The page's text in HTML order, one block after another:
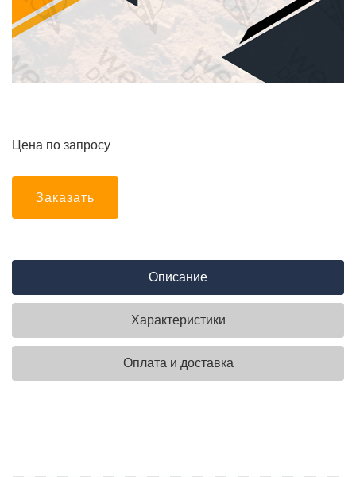
Цена по запросу
Заказать
Описание
Характеристики
Оплата и доставка